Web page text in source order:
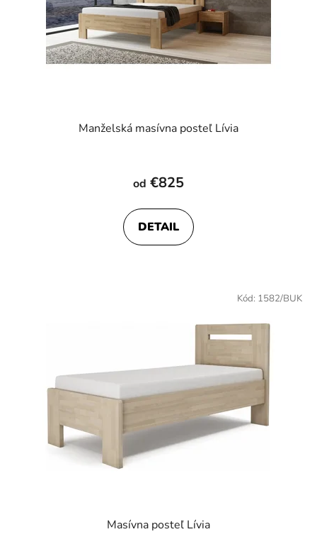
Manželská masívna posteľ Lívia
od €825
DETAIL
Masívna posteľ Lívia
Kód: 1582/BUK